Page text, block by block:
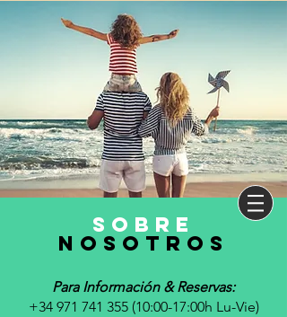
sobre
nosotros
Para Información & Reservas:
+34 971 741 355 (10:00-17:00h Lu-Vie)